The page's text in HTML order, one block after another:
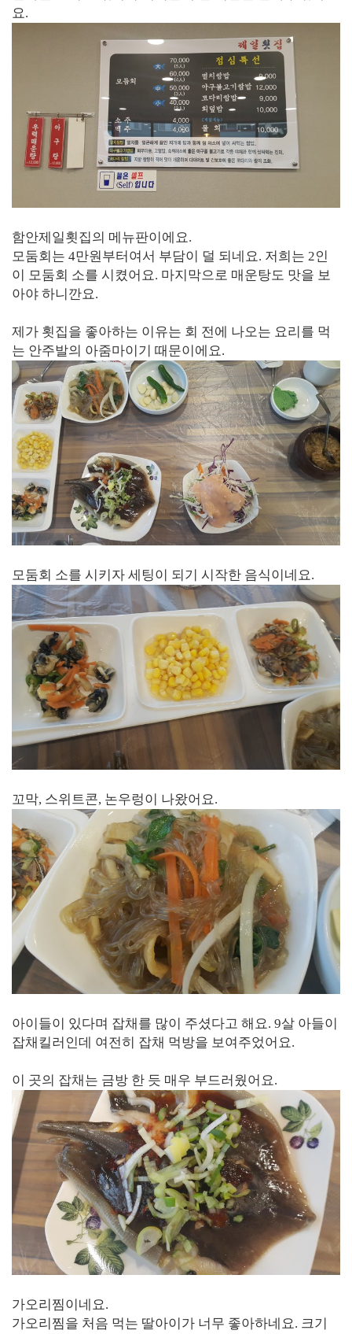
요.
함안제일횟집의 메뉴판이에요.
모둠회는 4만원부터여서 부담이 덜 되네요. 저희는 2인
이 모둠회 소를 시켰어요. 마지막으로 매운탕도 맛을 보
아야 하니깐요.
제가 횟집을 좋아하는 이유는 회 전에 나오는 요리를 먹
는 안주발의 아줌마이기 때문이에요.
모둠회 소를 시키자 세팅이 되기 시작한 음식이네요.
꼬막, 스위트콘, 논우렁이 나왔어요.
아이들이 있다며 잡채를 많이 주셨다고 해요. 9살 아들이
잡채킬러인데 여전히 잡채 먹방을 보여주었어요.
이 곳의 잡채는 금방 한 듯 매우 부드러웠어요.
가오리찜이네요.
가오리찜을 처음 먹는 딸아이가 너무 좋아하네요. 크기